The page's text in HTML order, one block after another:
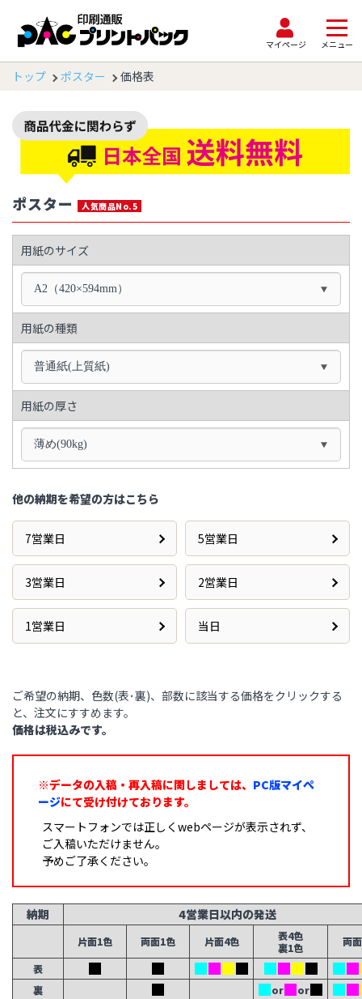
マイページ メニュー
トップ ポスター 価格表
ポスター 人気商品No.5
用紙のサイズ
A2（420×594mm）
用紙の種類
普通紙(上質紙)
用紙の厚さ
薄め(90kg)
他の納期を希望の方はこちら
7営業日 5営業日
3営業日 2営業日
1営業日 当日
ご希望の納期、色数(表･裏)、部数に該当する価格をクリックする
と、注文にすすめます。
価格は税込みです。
※データの入稿・再入稿に関しましては、 PC版マイペ
ージにて受け付けております。
スマートフォンでは正しくwebページが表示されず、
ご入稿いただけません。
予めご了承ください。
納期 4営業日以内の発送
片面1色 両面1色 片面4色
表4色
裏1色
両
表
裏
or or